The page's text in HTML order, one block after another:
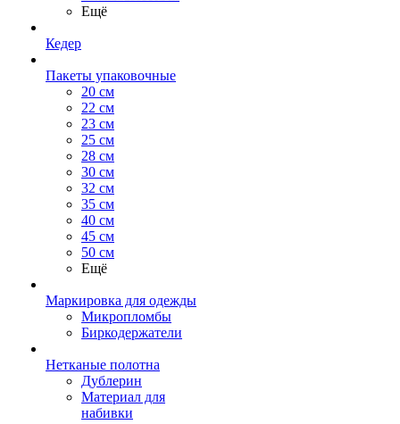
Ещё
Кедер
Пакеты упаковочные
20 см
22 см
23 см
25 см
28 см
30 см
32 см
35 см
40 см
45 см
50 см
Ещё
Маркировка для одежды
Микропломбы
Биркодержатели
Нетканые полотна
Дублерин
Материал для
набивки